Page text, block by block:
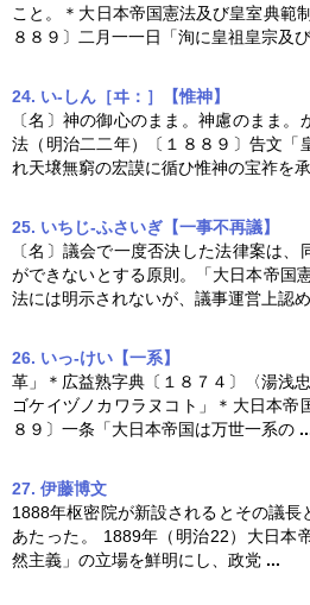
こと。＊ 大日本帝国憲法及び皇室典範
８８９〕二月一一日「洵に皇祖皇宗及
24. い‐しん［ヰ：］【惟神】
〔名〕神の御心のまま。神慮のまま。
法 （明治二二年）〔１８８９〕告文
れ天壌無窮の宏謨に循ひ惟神の宝祚を
25. いちじ‐ふさいぎ【一事不再議】
〔名〕議会で一度否決した法律案は
ができないとする原則。「大日本帝国
法には明示されないが、議事運営上認
26. いっ‐けい【一系】
革」＊広益熟字典〔１８７４〕〈湯浅
ゴケイヅノカワラヌコト」＊ 大日本帝
８９〕一条「大日本帝国は万世一系の
27. 伊藤博文
1888年枢密院が新設されるとその議長
あたった。 1889年（明治22） 大日本
然主義」の立場を鮮明にし、政党 ...